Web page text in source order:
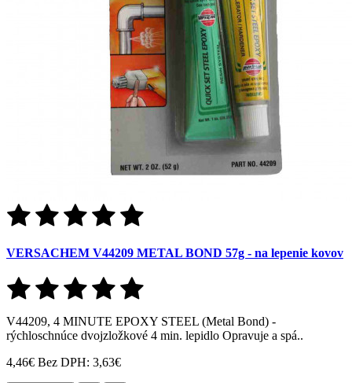
VERSACHEM V44209 METAL BOND 57g - na lepenie kovov
V44209, 4 MINUTE EPOXY STEEL (Metal Bond) -
rýchloschnúce dvojzložkové 4 min. lepidlo Opravuje a spá..
4,46€ Bez DPH: 3,63€